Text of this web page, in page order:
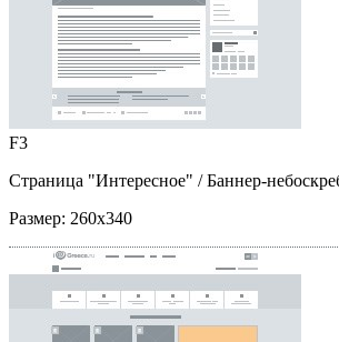
F3
Страница "Интересное" / Баннер-
Размер: 260x340